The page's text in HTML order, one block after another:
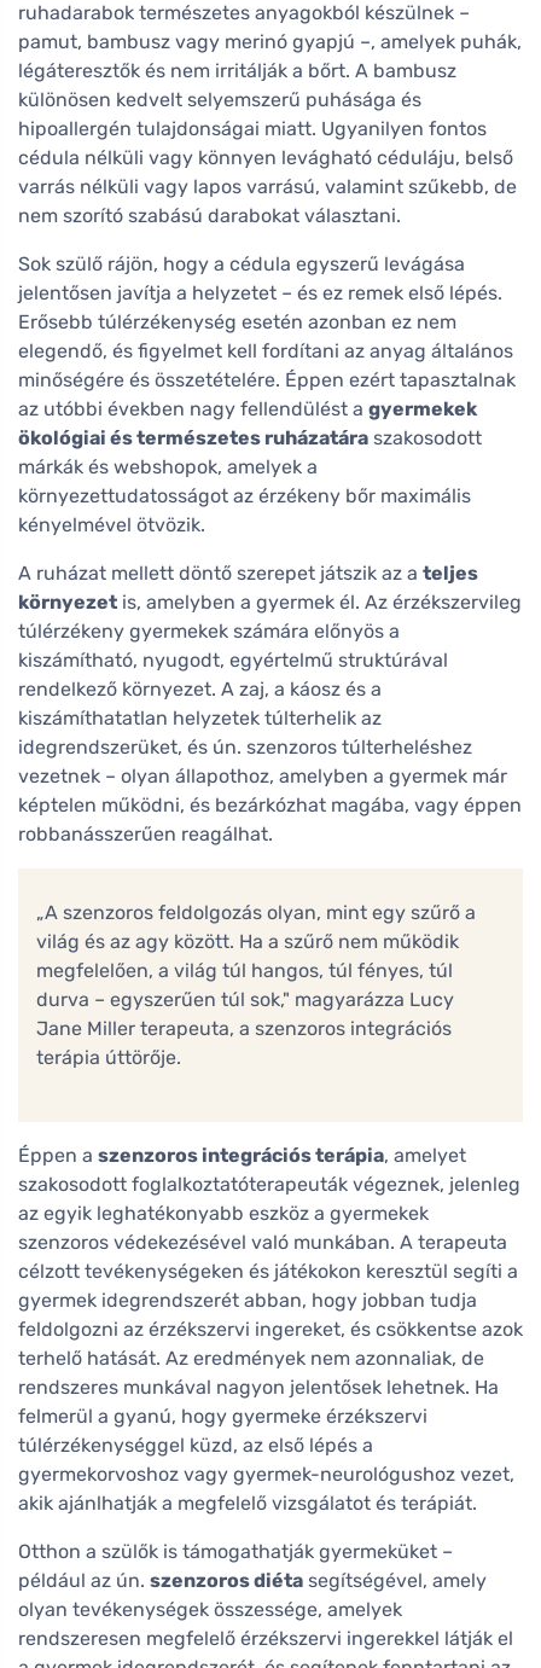
ruhadarabok természetes anyagokból készülnek –
pamut, bambusz vagy merinó gyapjú –, amelyek puhák,
légáteresztők és nem irritálják a bőrt. A bambusz
különösen kedvelt selyemszerű puhásága és
hipoallergén tulajdonságai miatt. Ugyanilyen fontos
cédula nélküli vagy könnyen levágható céduláju, belső
varrás nélküli vagy lapos varrású, valamint szűkebb, de
nem szorító szabású darabokat választani.
Sok szülő rájön, hogy a cédula egyszerű levágása
jelentősen javítja a helyzetet – és ez remek első lépés.
Erősebb túlérzékenység esetén azonban ez nem
elegendő, és figyelmet kell fordítani az anyag általános
minőségére és összetételére. Éppen ezért tapasztalnak
az utóbbi években nagy fellendülést a gyermekek
ökológiai és természetes ruházatára szakosodott
márkák és webshopok, amelyek a
környezettudatosságot az érzékeny bőr maximális
kényelmével ötvözik.
A ruházat mellett döntő szerepet játszik az a teljes
környezet is, amelyben a gyermek él. Az érzékszervileg
túlérzékeny gyermekek számára előnyös a
kiszámítható, nyugodt, egyértelmű struktúrával
rendelkező környezet. A zaj, a káosz és a
kiszámíthatatlan helyzetek túlterhelik az
idegrendszerüket, és ún. szenzoros túlterheléshez
vezetnek – olyan állapothoz, amelyben a gyermek már
képtelen működni, és bezárkózhat magába, vagy éppen
robbanásszerűen reagálhat.
„A szenzoros feldolgozás olyan, mint egy szűrő a
világ és az agy között. Ha a szűrő nem működik
megfelelően, a világ túl hangos, túl fényes, túl
durva – egyszerűen túl sok," magyarázza Lucy
Jane Miller terapeuta, a szenzoros integrációs
terápia úttörője.
Éppen a szenzoros integrációs terápia, amelyet
szakosodott foglalkoztatóterapeuták végeznek, jelenleg
az egyik leghatékonyabb eszköz a gyermekek
szenzoros védekezésével való munkában. A terapeuta
célzott tevékenységeken és játékokon keresztül segíti a
gyermek idegrendszerét abban, hogy jobban tudja
feldolgozni az érzékszervi ingereket, és csökkentse azok
terhelő hatását. Az eredmények nem azonnaliak, de
rendszeres munkával nagyon jelentősek lehetnek. Ha
felmerül a gyanú, hogy gyermeke érzékszervi
túlérzékenységgel küzd, az első lépés a
gyermekorvoshoz vagy gyermek-neurológushoz vezet,
akik ajánlhatják a megfelelő vizsgálatot és terápiát.
Otthon a szülők is támogathatják gyermeküket –
például az ún. szenzoros diéta segítségével, amely
olyan tevékenységek összessége, amelyek
rendszeresen megfelelő érzékszervi ingerekkel látják el